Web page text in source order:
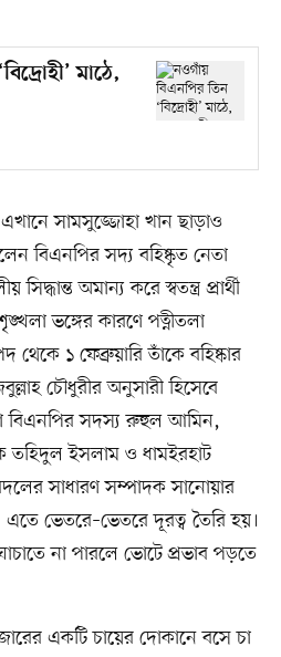
মাঠে,
সামসুজ্জোহা খান ছাড়াও
বিএনপির সদ্য বহিষ্কৃত নেতা
অমান্য করে স্বতন্ত্র প্রার্থী
ভঙ্গের কারণে পত্নীতলা
১ ফেব্রুয়ারি তাঁকে বহিষ্কার
চৌধুরীর অনুসারী হিসেবে
বিএনপির সদস্য রুহুল আমিন,
ইসলাম ও ধামইরহাট
সাধারণ সম্পাদক সানোয়ার
ভেতরে–ভেতরে দূরত্ব তৈরি হয়।
না পারলে ভোটে প্রভাব পড়তে
একটি চায়ের দোকানে বসে চা